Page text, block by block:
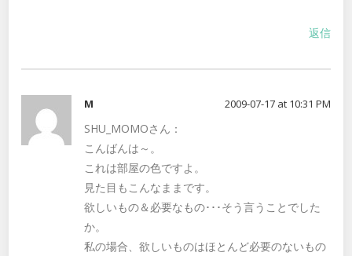
返信
M 2009-07-17 at 10:31 PM
SHU_MOMOさん：
こんばんは～。
これは部屋の色ですよ。
見た目もこんなままです。
欲しいもの＆必要なもの･･･そう言うことでした
か。
私の場合、欲しいものはほとんど必要のないもの